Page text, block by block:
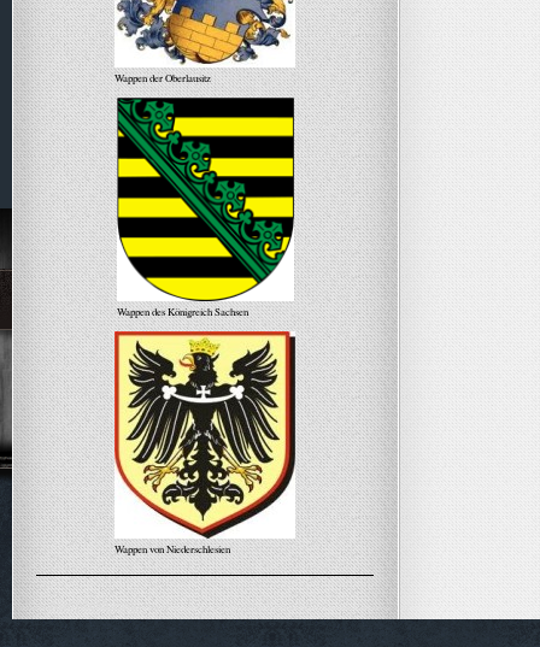
Wappen der Oberlausitz
Wappen des Königreich Sachsen
Wappen von Niederschlesien
Alle Meldungen